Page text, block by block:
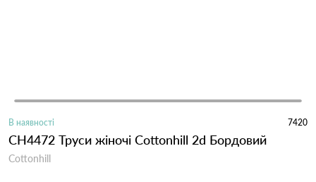
В наявності 7420
CH4472 Труси жіночі Cottonhill 2d Бордовий
Cottonhill